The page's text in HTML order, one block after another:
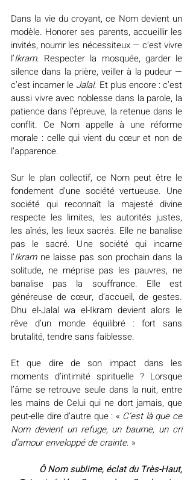
Dans la vie du croyant, ce Nom devient un
modèle. Honorer ses parents, accueillir les
invités, nourrir les nécessiteux — c’est vivre
l’Ikram. Respecter la mosquée, garder le
silence dans la prière, veiller à la pudeur —
c’est incarner le Jalal. Et plus encore : c’est
aussi vivre avec noblesse dans la parole, la
patience dans l’épreuve, la retenue dans le
conflit. Ce Nom appelle à une réforme
morale : celle qui vient du cœur et non de
l’apparence.
Sur le plan collectif, ce Nom peut être le
fondement d’une société vertueuse. Une
société qui reconnaît la majesté divine
respecte les limites, les autorités justes,
les aînés, les lieux sacrés. Elle ne banalise
pas le sacré. Une société qui incarne
l’Ikram ne laisse pas son prochain dans la
solitude, ne méprise pas les pauvres, ne
banalise pas la souffrance. Elle est
généreuse de cœur, d’accueil, de gestes.
Dhu el-Jalal wa el-Ikram devient alors le
rêve d’un monde équilibré : fort sans
brutalité, tendre sans faiblesse.
Et que dire de son impact dans les
moments d’intimité spirituelle ? Lorsque
l’âme se retrouve seule dans la nuit, entre
les mains de Celui qui ne dort jamais, que
peut-elle dire d’autre que : « C’est là que ce
Nom devient un refuge, un baume, un cri
d’amour enveloppé de crainte. »
Ô Nom sublime, éclat du Très-Haut,